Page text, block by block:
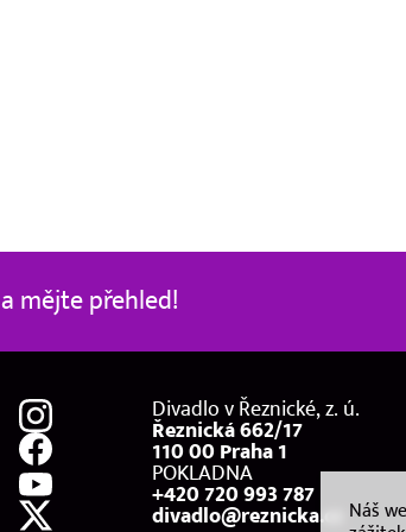
a mějte přehled!
Divadlo v Řeznické, z. ú.
Řeznická 662/17
110 00 Praha 1
POKLADNA
+420 720 993 787
divadlo@reznicka.cz Náš